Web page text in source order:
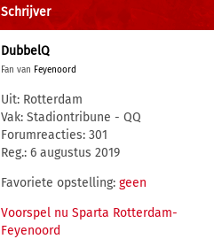
Schrijver
DubbelQ
Fan van Feyenoord
Uit: Rotterdam
Vak: Stadiontribune - QQ
Forumreacties: 301
Reg.: 6 augustus 2019
Favoriete opstelling: geen
Voorspel nu Sparta Rotterdam-
Feyenoord